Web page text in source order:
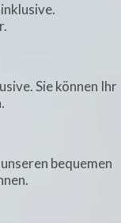
Sie können Ihr
bequemen